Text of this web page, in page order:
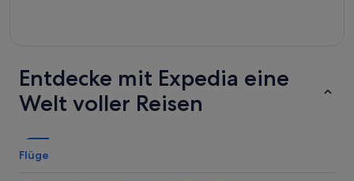
Entdecke mit Expedia eine
Welt voller Reisen
Flüge